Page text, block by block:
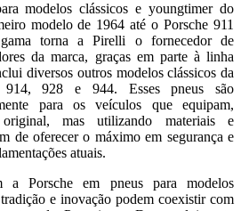
modelos clássicos e youngtimer do
modelo de 1964 até o Porsche 911
torna a Pirelli o fornecedor de
da marca, graças em parte à linha
diversos outros modelos clássicos da
928 e 944. Esses pneus são
para os veículos que equipam,
mas utilizando materiais e
de oferecer o máximo em segurança e
atuais.
a Porsche em pneus para modelos
e inovação podem coexistir com